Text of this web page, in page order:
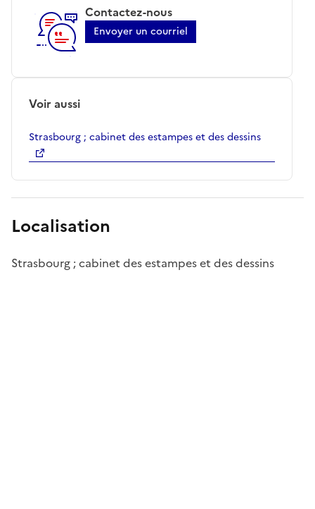
Contactez-nous
Envoyer un courriel
Voir aussi
Strasbourg ; cabinet des estampes et des dessins
Localisation
Strasbourg ; cabinet des estampes et des dessins